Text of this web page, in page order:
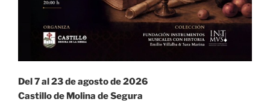
Del 7 al 23 de agosto de 2026
Castillo de Molina de Segura